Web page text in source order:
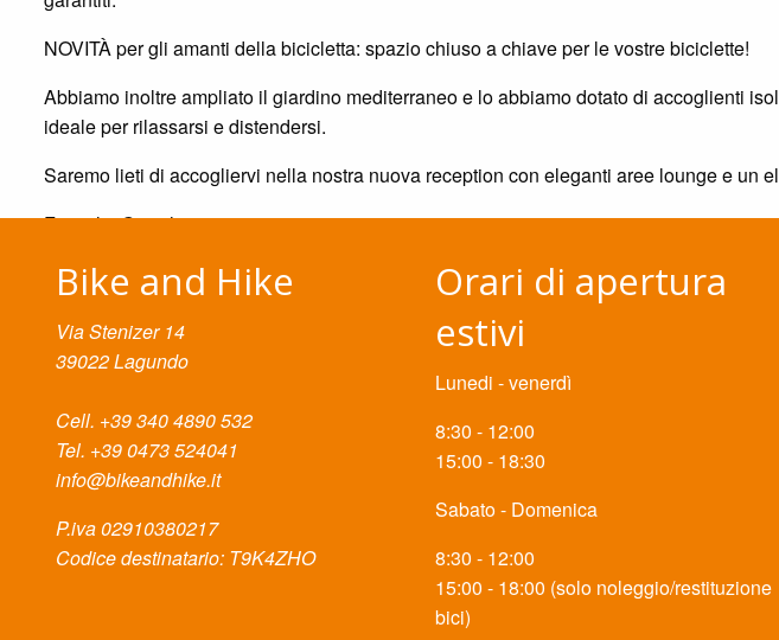
NOVITÀ per gli amanti della bicicletta: spazio chiuso a chiave per le vostre biciclette!
Abbiamo inoltre ampliato il giardino mediterraneo e lo abbiamo dotato di accoglienti
ideale per rilassarsi e distendersi.
Saremo lieti di accogliervi nella nostra nuova reception con eleganti aree lounge e un
Famiglia Götsch
Bike and Hike
Via Stenizer 14
39022 Lagundo
Cell. +39 340 4890 532
Tel. +39 0473 524041
info@bikeandhike.it
P.iva 02910380217
Codice destinatario: T9K4ZHO
Orari di apertura
estivi
Lunedi - venerdì
8:30 - 12:00
15:00 - 18:30
Sabato - Domenica
8:30 - 12:00
15:00 - 18:00 (solo noleggio/restituzione
bici)